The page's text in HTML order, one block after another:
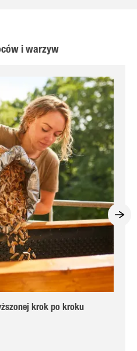
i warzyw
krok po kroku